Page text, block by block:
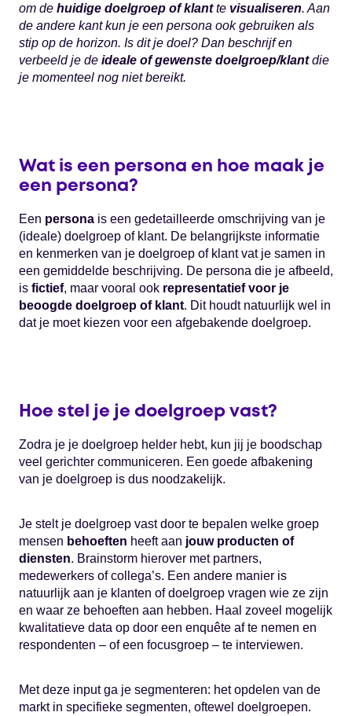
om de huidige doelgroep of klantte visualiseren. Aan
de andere kant kun je een persona ook gebruiken als
stip op de horizon. Is dit je doel? Dan beschrijf en
verbeeld je de ideale of gewenste doelgroep/klantdie
je momenteel nog niet bereikt.
Wat is een persona en hoe maak je
een persona?
Een persona is een gedetailleerde omschrijving van je
(ideale) doelgroep of klant. De belangrijkste informatie
en kenmerken van je doelgroep of klant vat je samen in
een gemiddelde beschrijving. De persona die je afbeeld,
is fictief, maar vooral ook representatief voor je
beoogde doelgroep of klant. Dit houdt natuurlijk wel in
dat je moet kiezen voor een afgebakende doelgroep.
Hoe stel je je doelgroep vast?
Zodra je je doelgroep helder hebt, kun jij je boodschap
veel gerichter communiceren. Een goede afbakening
van je doelgroep is dus noodzakelijk.
Je stelt je doelgroep vast door te bepalen welke groep
mensen behoeften heeft aan jouw producten of
diensten. Brainstorm hierover met partners,
medewerkers of collega’s. Een andere manier is
natuurlijk aan je klanten of doelgroep vragen wie ze zijn
en waar ze behoeften aan hebben. Haal zoveel mogelijk
kwalitatieve data op door een enquête af te nemen en
respondenten – of een focusgroep – te interviewen.
Met deze input ga je segmenteren: het opdelen van de
markt in specifieke segmenten, oftewel doelgroepen.